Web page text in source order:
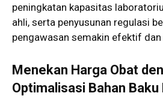
peningkatan kapasitas
ahli, serta penyusunan regulasi
pengawasan semakin efektif dan
Menekan Harga Obat
Optimalisasi Bahan Baku